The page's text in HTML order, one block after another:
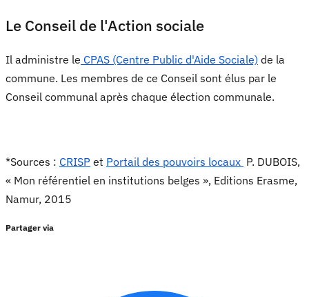
Le Conseil de l'Action sociale
Il administre le CPAS (Centre Public d'Aide Sociale) de la
commune. Les membres de ce Conseil sont élus par le
Conseil communal après chaque élection communale.
*Sources : CRISP et Portail des pouvoirs locaux P. DUBOIS,
« Mon référentiel en institutions belges », Editions Erasme,
Namur, 2015
Partager via